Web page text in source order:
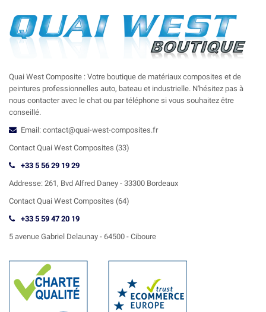
Quai West Composite : Votre boutique de matériaux composites et de
peintures professionnelles auto, bateau et industrielle. N'hésitez pas à
nous contacter avec le chat ou par téléphone si vous souhaitez être
conseillé.
Email: contact@quai-west-composites.fr
Contact Quai West Composites (33)
+33 5 56 29 19 29
Addresse: 261, Bvd Alfred Daney - 33300 Bordeaux
Contact Quai West Composites (64)
+33 5 59 47 20 19
5 avenue Gabriel Delaunay - 64500 - Ciboure